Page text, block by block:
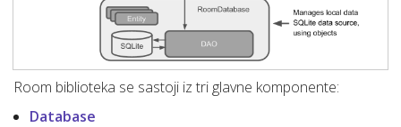
Room biblioteka se sastoji iz tri glavne komponente:
Database